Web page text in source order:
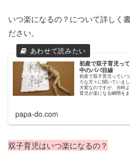
いつ楽になるの？について詳しく
ださい。
初産で双子育児っ
中のパパ目線
初産で双子育児ってい
ろな方々に聞いていま
大変なのですが、当時
育児が楽になる瞬間を
papa-do.com
双子育児はいつ楽になるの？